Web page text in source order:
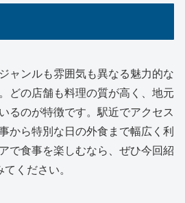
ャンルも雰囲気も異なる魅力的な
どの店舗も料理の質が高く、地元
るのが特徴です。駅近でアクセス
から特別な日の外食まで幅広く利
で食事を楽しむなら、ぜひ今回紹
ください。